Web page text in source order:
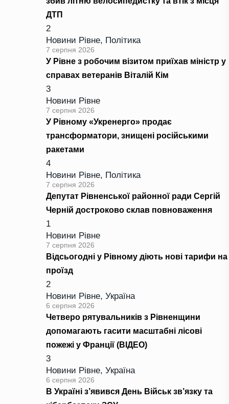
ДТП
2
Новини Рівне, Політика
7 серпня 2026
У Рівне з робочим візитом приїхав міністр у
справах ветеранів Віталій Кім
3
Новини Рівне
7 серпня 2026
У Рівному «Укренерго» продає
трансформатори, знищені російськими
ракетами
4
Новини Рівне, Політика
7 серпня 2026
Депутат Рівненської районної ради Сергій
Черній достроково склав повноваження
1
Новини Рівне
7 серпня 2026
Відсьогодні у Рівному діють нові тарифи на
проїзд
2
Новини Рівне, Україна
6 серпня 2026
Четверо рятувальників з Рівненщини
допомагають гасити масштабні лісові
пожежі у Франції (ВІДЕО)
3
Новини Рівне, Україна
6 серпня 2026
В Україні з’явився День Військ зв’язку та